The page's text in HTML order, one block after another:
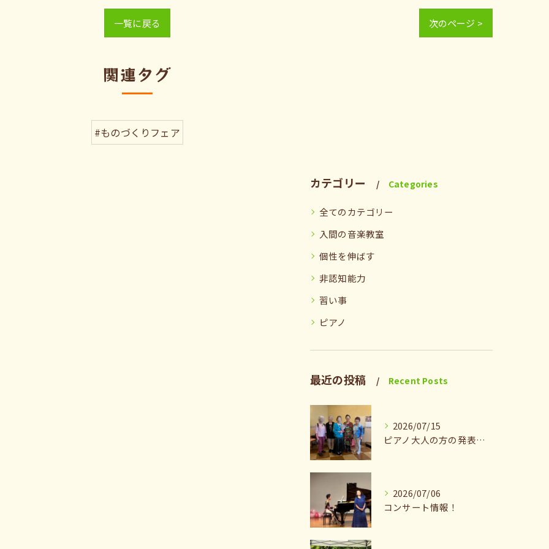
一覧に戻る 次のページ >
関連タグ
#ものづくりフェア
カテゴリー Categories
全てのカテゴリー
入間の音楽教室
個性を伸ばす
非認知能力
習い事
ピアノ
最近の投稿 Recent Posts
2026/07/15
ピアノ大人の方の発表会兼ねたお茶会🎵
2026/07/06
コンサート情報！